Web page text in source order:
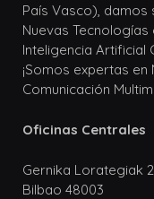
País Vasco), damos
Nuevas
Inteligencia Artificial
¡Somos expertas
Comunicación
Oficinas Centrales
Gernika Lorategiak
Bilbao 48003